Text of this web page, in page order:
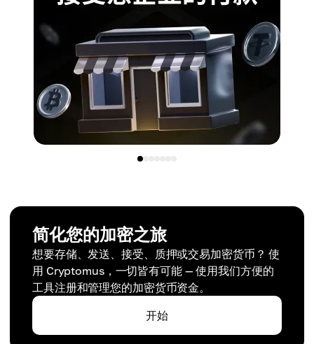
简化您的加密之旅
想要存储、发送、接受、质押或交易加密货币？ 使
用 Cryptomus，一切皆有可能 — 使用我们方便的
工具注册和管理您的加密货币资金。
开始